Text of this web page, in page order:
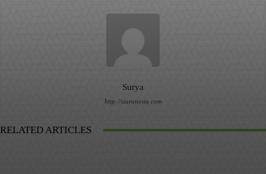
Surya
http://siaranesia.com
RELATED ARTICLES